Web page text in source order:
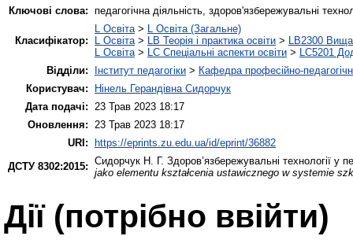
Ключові слова: педагогічна діяльність, здоров'язбережувальні
Класифікатор:
L Освіта> L Освіта (Загальне)
L Освіта> LB Теорія і практика освіти > LB2300 Вища
L Освіта> LC Спеціальні аспекти освіти > LC5201
Відділи:
Інститут педагогіки > Кафедра професійно-
Користувач:
Нінель Герандівна Сидорчук
Дата подачі: 23 Трав 2023 18:17
Оновлення: 23 Трав 2023 18:17
URI:
https://eprints.zu.edu.ua/id/eprint/36882
ДСТУ 8302:2015: Сидорчук Н. Г. Здоров’язбережувальні технології у
jako elementu kształcenia ustawicznego w systemie
Дії ​​(потрібно ввійти)